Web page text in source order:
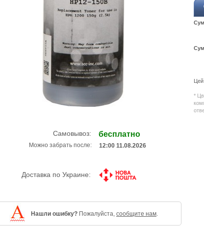
Самовывоз: бесплатно
Можно забрать после: 12:00 11.08.2026
Доставка по Украине:
Нашли ошибку? Пожалуйста, сообщите нам.
Цей
*